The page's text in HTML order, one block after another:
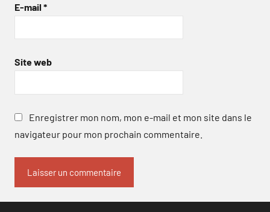
E-mail *
Site web
Enregistrer mon nom, mon e-mail et mon site dans le
navigateur pour mon prochain commentaire.